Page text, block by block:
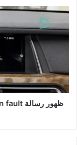
ظهور
transmission
fault
سيارات
بي
إم
دبليو